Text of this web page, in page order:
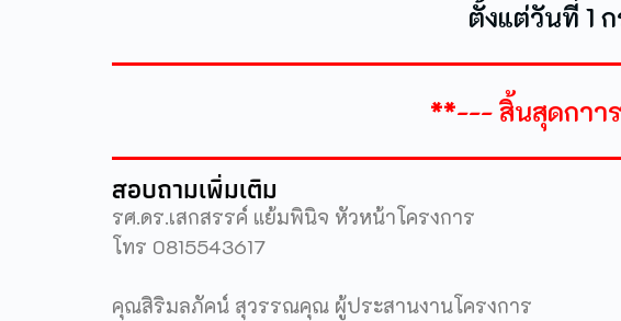
ตั้งแต่วันที่ 1
**--- สิ้นสุดกาา
สอบถามเพิ่มเติม
รศ.ดร.เสกสรรค์ แย้มพินิจ หัวหน้าโครงการ
โทร 0815543617
คุณสิริมลภัคน์ สุวรรณคุณ ผู้ประสานงานโครงการ